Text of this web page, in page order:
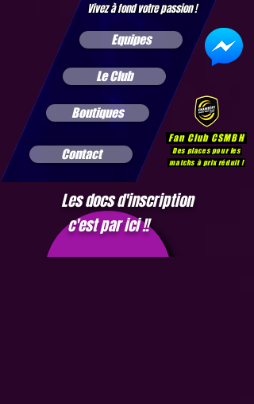
Vivez à fond votre passion !
Fan Club CSMBH
Des places pour les
matchs à prix réduit !
Equipes
Le Club
Boutiques
Contact
Les docs d'inscription
c'est par ici !!